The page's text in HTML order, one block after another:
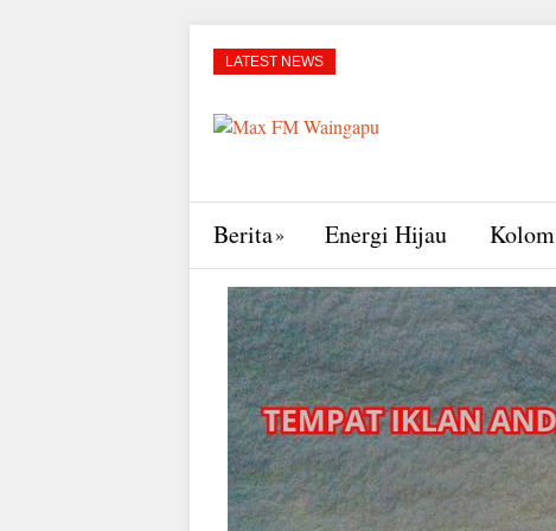
LATEST NEWS
Berita Energi Hijau Kolom